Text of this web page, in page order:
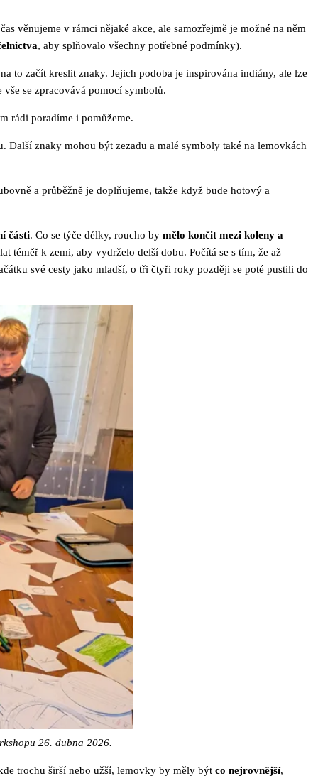
věnujeme v rámci nějaké akce, ale samozřejmě je možné na něm
, aby splňovalo všechny potřebné podmínky).
to začít kreslit znaky. Jejich podoba je inspirována indiány, ale lze
se zpracovává pomocí symbolů.
rádi poradíme i pomůžeme.
znaky mohou být zezadu a malé symboly také na lemovkách
a průběžně je doplňujeme, takže když bude hotový a
části. Co se týče délky, roucho by mělo končit mezi koleny a
téměř k zemi, aby vydrželo delší dobu. Počítá se s tím, že až
své cesty jako mladší, o tři čtyři roky později se poté pustili do
26. dubna 2026.
trochu širší nebo užší, lemovky by měly být co nejrovnější,